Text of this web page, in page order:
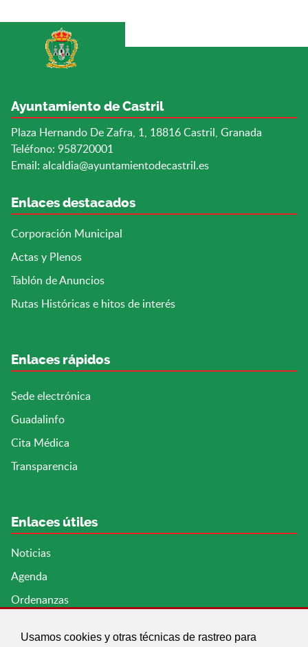
Usamos cookies y otras técnicas de rastreo para
Ayuntamiento de Castril
Plaza Hernando De Zafra, 1, 18816 Castril, Granada
Teléfono: 958720001
Email: alcaldia@ayuntamientodecastril.es
Enlaces destacados
Corporación Municipal
Actas y Plenos
Tablón de Anuncios
Rutas Históricas e hitos de interés
Enlaces rápidos
Sede electrónica
Guadalinfo
Cita Médica
Transparencia
Enlaces útiles
Noticias
Agenda
Ordenanzas